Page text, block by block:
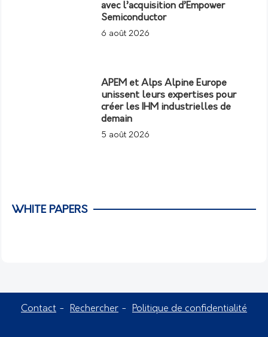
avec l’acquisition d’Empower
Semiconductor
6 août 2026
APEM et Alps Alpine Europe
unissent leurs expertises pour
créer les IHM industrielles de
demain
5 août 2026
WHITE PAPERS
Contact Rechercher Politique de confidentialité